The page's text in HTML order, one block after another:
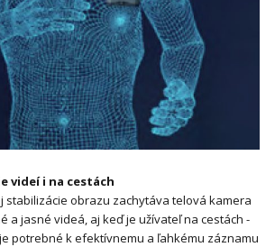
videí i na cestách
stabilizácie obrazu zachytáva telová kamera
a jasné videá, aj keď je užívateľ na cestách -
potrebné k efektívnemu a ľahkému záznamu